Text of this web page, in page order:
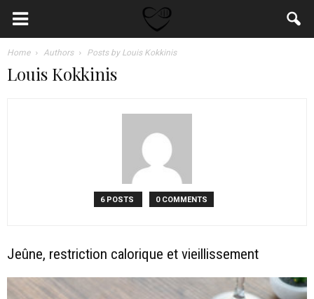
Home Authors Posts by Louis Kokkinis
Louis Kokkinis
6 POSTS 0 COMMENTS
Jeûne, restriction calorique et vieillissement